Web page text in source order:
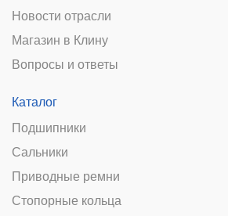
Новости отрасли
Магазин в Клину
Вопросы и ответы
Каталог
Подшипники
Сальники
Приводные ремни
Стопорные кольца